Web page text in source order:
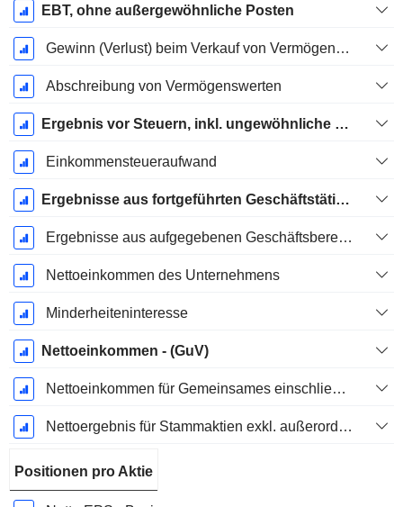
EBT, ohne außergewöhnliche Posten
Gewinn (Verlust) beim Verkauf von Vermögenswerten
Abschreibung von Vermögenswerten
Ergebnis vor Steuern, inkl. ungewöhnliche Posten
Einkommensteueraufwand
Ergebnisse aus fortgeführten Geschäftstätigkeiten
Ergebnisse aus aufgegebenen Geschäftsbereichen
Nettoeinkommen des Unternehmens
Minderheiteninteresse
Nettoeinkommen - (GuV)
Nettoeinkommen für Gemeinsames einschließlich außerordentlicher Posten
Nettoergebnis für Stammaktien exkl. außerordentliche Posten
Positionen pro Aktie